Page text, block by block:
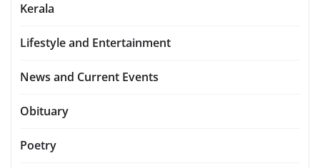
Kerala
Lifestyle and Entertainment
News and Current Events
Obituary
Poetry